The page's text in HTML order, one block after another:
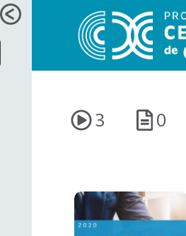
3 0